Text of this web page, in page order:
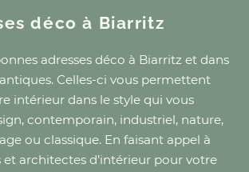
décoà Biarritz
adresses déco à Biarritz et dans
. Celles-ci vous permettent
intérieur dans le style qui vous
contemporain, industriel, nature,
ou classique. En faisant appel à
et architectes d’intérieur pour votre